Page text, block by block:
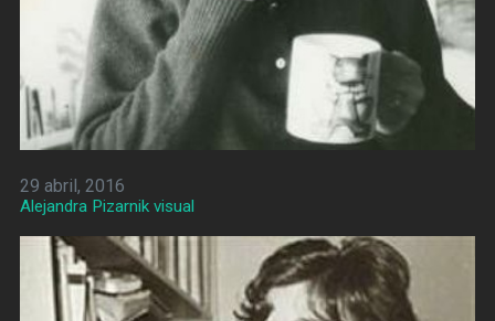
29 abril, 2016
Alejandra Pizarnik visual